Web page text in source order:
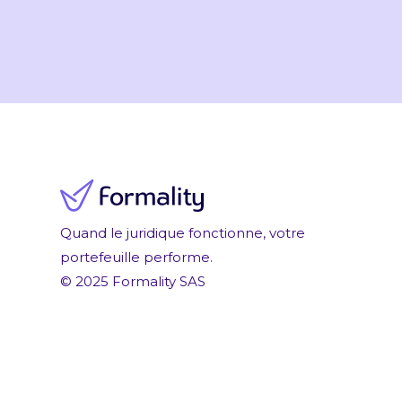
Quand le juridique fonctionne, votre
portefeuille performe.
© 2025 Formality SAS